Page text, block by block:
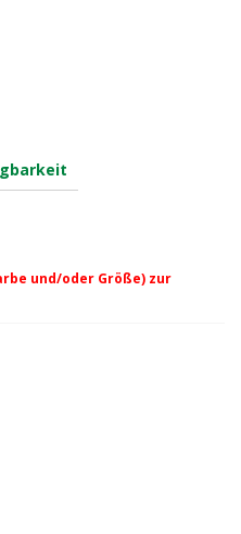
und/oder Größe) zur